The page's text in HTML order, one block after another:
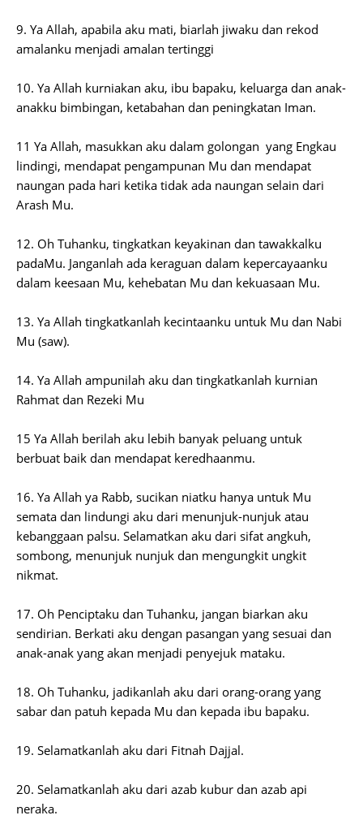
9. Ya Allah, apabila aku mati, biarlah jiwaku dan rekod
amalanku menjadi amalan tertinggi
10. Ya Allah kurniakan aku, ibu bapaku, keluarga dan anak-
anakku bimbingan, ketabahan dan peningkatan Iman.
11 Ya Allah, masukkan aku dalam golongan yang Engkau
lindingi, mendapat pengampunan Mu dan mendapat
naungan pada hari ketika tidak ada naungan selain dari
Arash Mu.
12. Oh Tuhanku, tingkatkan keyakinan dan tawakkalku
padaMu. Janganlah ada keraguan dalam kepercayaanku
dalam keesaan Mu, kehebatan Mu dan kekuasaan Mu.
13. Ya Allah tingkatkanlah kecintaanku untuk Mu dan Nabi
Mu (saw).
14. Ya Allah ampunilah aku dan tingkatkanlah kurnian
Rahmat dan Rezeki Mu
15 Ya Allah berilah aku lebih banyak peluang untuk
berbuat baik dan mendapat keredhaanmu.
16. Ya Allah ya Rabb, sucikan niatku hanya untuk Mu
semata dan lindungi aku dari menunjuk-nunjuk atau
kebanggaan palsu. Selamatkan aku dari sifat angkuh,
sombong, menunjuk nunjuk dan mengungkit ungkit
nikmat.
17. Oh Penciptaku dan Tuhanku, jangan biarkan aku
sendirian. Berkati aku dengan pasangan yang sesuai dan
anak-anak yang akan menjadi penyejuk mataku.
18. Oh Tuhanku, jadikanlah aku dari orang-orang yang
sabar dan patuh kepada Mu dan kepada ibu bapaku.
19. Selamatkanlah aku dari Fitnah Dajjal.
20. Selamatkanlah aku dari azab kubur dan azab api
neraka.